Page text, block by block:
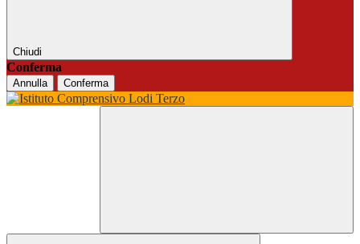
Chiudi
Conferma
Annulla Conferma